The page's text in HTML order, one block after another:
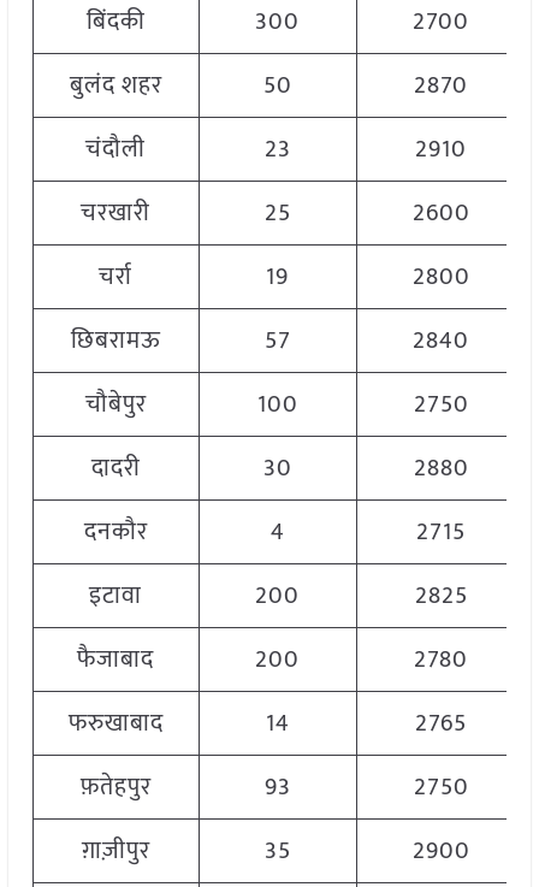
बिंदकी 300
2700
बुलंद शहर
50
2870
चंदौली
23
2910
चरखारी
25
2600
चर्रा
19
2800
छिबरामऊ
57
2840
चौबेपुर
100
2750
दादरी
30
2880
दनकौर
4
2715
इटावा
200
2825
फैजाबाद
200
2780
फरुखाबाद
14
2765
फ़तेहपुर
93
2750
ग़ाज़ीपुर
35
2900